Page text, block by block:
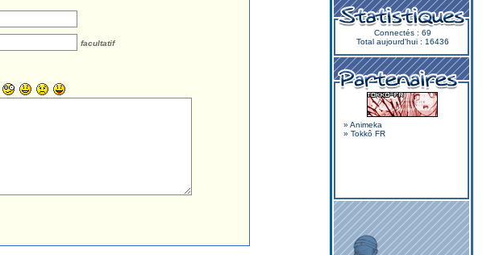
Connectés : 69
Total aujourd'hui : 16436
» Animeka
» Tokkô FR
facultatif